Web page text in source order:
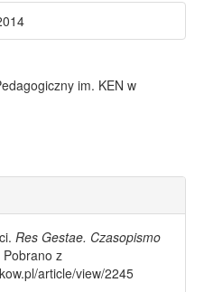
im. KEN w
Res Gestae. Czasopismo
z
article/view/2245